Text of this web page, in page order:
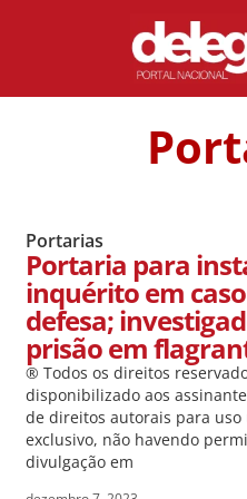
Portarias
Portaria para
inquérito em
defesa;
prisão em
® Todos os direitos
disponibilizado aos
de direitos autorais para
exclusivo, não havendo
divulgação em